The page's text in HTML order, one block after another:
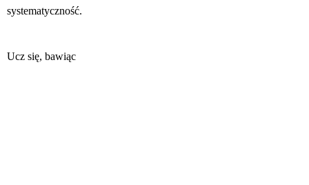
systematyczność.
Ucz się, bawiąc